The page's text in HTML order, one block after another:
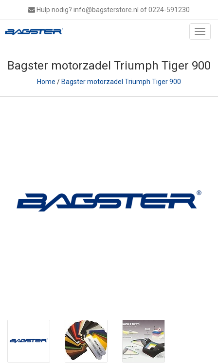
Hulp nodig? info@bagsterstore.nl of 0224-591230
Bagster motorzadel Triumph Tiger 900
Home /Bagster motorzadel Triumph Tiger 900